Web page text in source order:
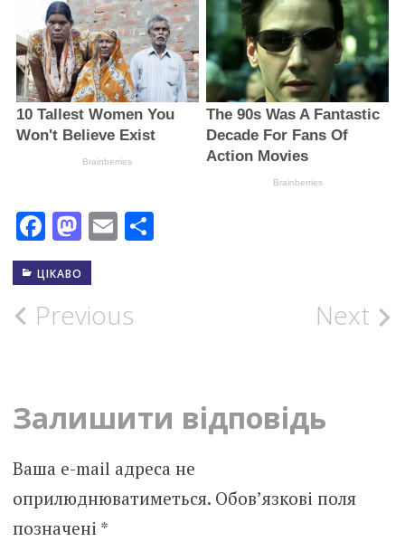
Facebook
Mastodon
EmailПоділитися
ЦІКАВО
Post
Previous Next
Залишити відповідь
Ваша e-mail адреса не
оприлюднюватиметься. Обов’язкові поля
позначені *